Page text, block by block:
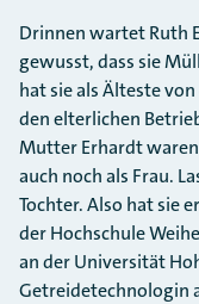
Drinnen wartet Ruth
gewusst, dass sie
hat sie als Älteste
den elterlichen
Mutter Erhardt
auch noch als Frau.
Tochter. Also hat sie
der Hochschule
an der Universität
Getreidetechnologin